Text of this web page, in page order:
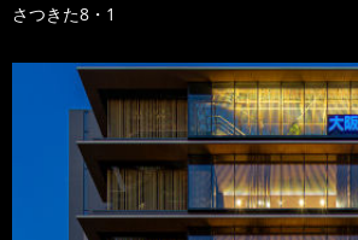
さつきた8・1